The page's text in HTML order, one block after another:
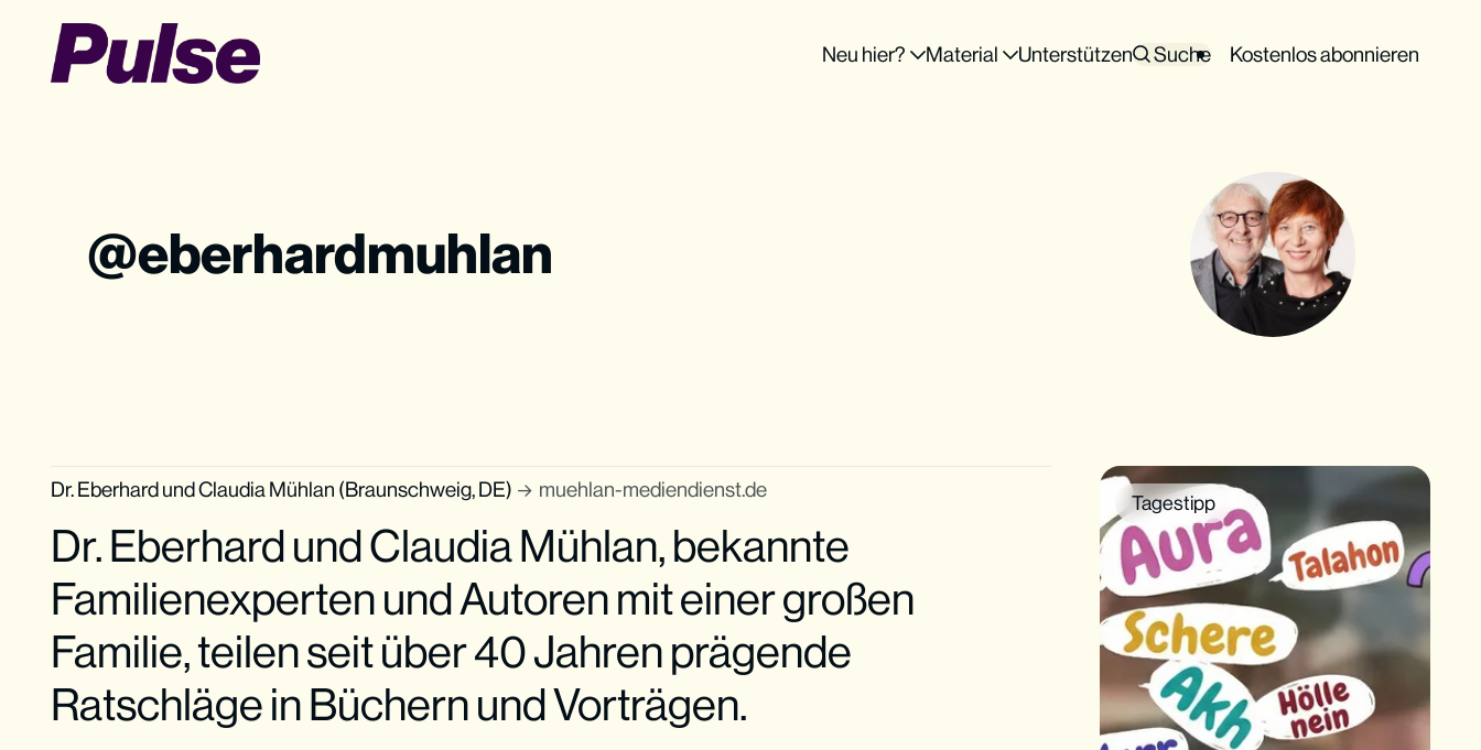
Neu hier? Material Unterstützen Suche Kostenlos abonnieren
eberhardmuhlan
Tagestipp
Dr. Eberhard und Claudia Mühlan (Braunschweig, DE) muehlan-mediendienst.de
Dr. Eberhard und Claudia Mühlan, bekannte
Familienexperten und Autoren mit einer großen
Familie, teilen seit über 40 Jahren prägende
Ratschläge in Büchern und Vorträgen.